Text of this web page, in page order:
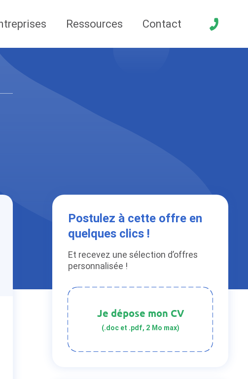
Ressources Contact
Postulez à cette offre en
quelques clics !
Et recevez une sélection d’offres
personnalisée !
Je dépose mon CV
(.doc et .pdf, 2 Mo max)